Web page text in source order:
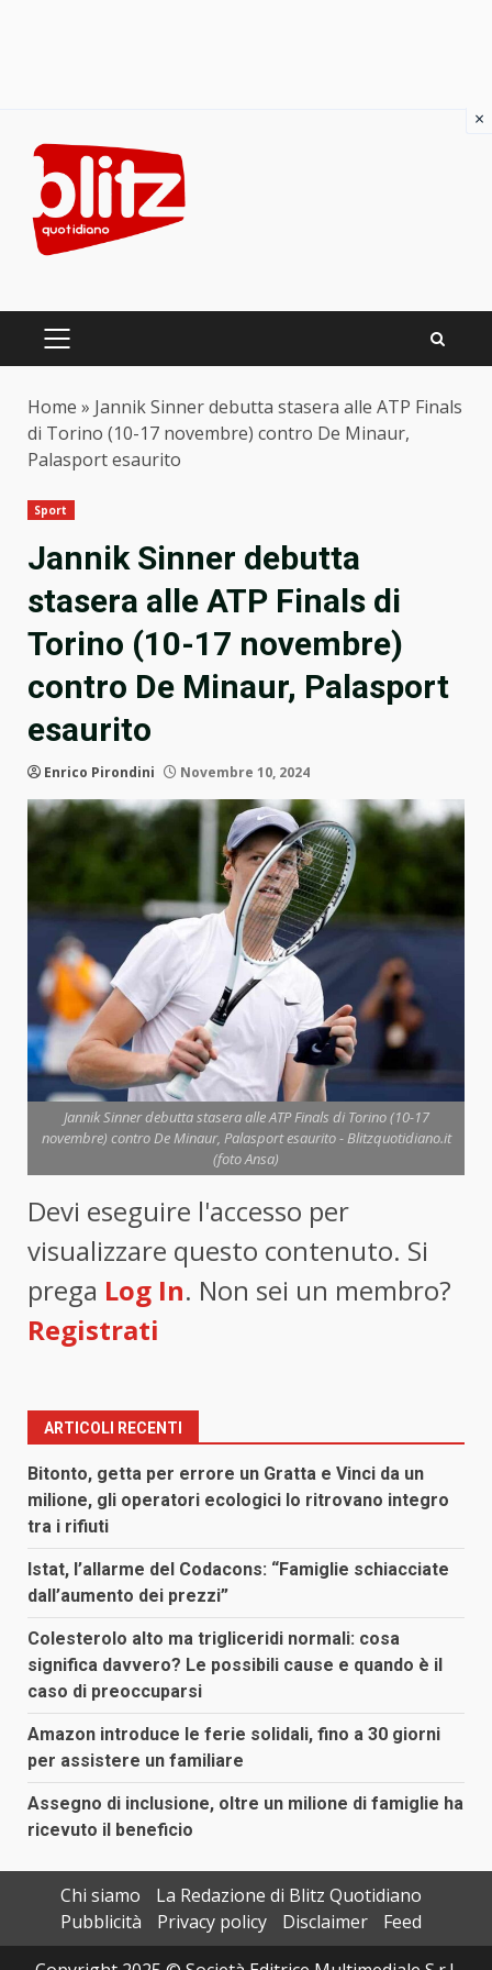
content
PRIMARY
Home » Jannik Sinner debutta stasera alle ATP Finals
di Torino (10-17 novembre) contro De Minaur,
Palasport esaurito
Sport
Jannik Sinner debutta
stasera alle ATP Finals di
Torino (10-17 novembre)
contro De Minaur, Palasport
esaurito
Enrico Pirondini Novembre 10, 2024
Jannik Sinner debutta stasera alle ATP Finals di Torino (10-17
novembre) contro De Minaur, Palasport esaurito - Blitzquotidiano.it
(foto Ansa)
Devi eseguire l'accesso per
visualizzare questo contenuto. Si
prega Log In. Non sei un membro?
Registrati
ARTICOLI RECENTI
Bitonto, getta per errore un Gratta e Vinci da un
milione, gli operatori ecologici lo ritrovano integro
tra i rifiuti
Istat, l’allarme del Codacons: “Famiglie schiacciate
dall’aumento dei prezzi”
Colesterolo alto ma trigliceridi normali: cosa
significa davvero? Le possibili cause e quando è il
caso di preoccuparsi
Amazon introduce le ferie solidali, fino a 30 giorni
per assistere un familiare
Assegno di inclusione, oltre un milione di famiglie ha
ricevuto il beneficio
Chi siamo
La Redazione di Blitz Quotidiano
Pubblicità
Privacy policy Disclaimer
Feed
×